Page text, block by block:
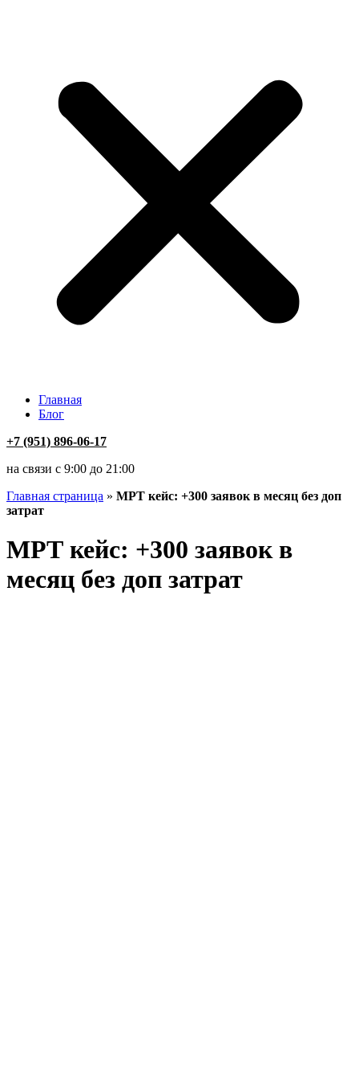
Главная
Блог
+7 (951) 896-06-17
на связи с 9:00 до 21:00
Главная страница » МРТ кейс: +300 заявок в месяц без доп
затрат
МРТ кейс: +300 заявок в
месяц без доп затрат